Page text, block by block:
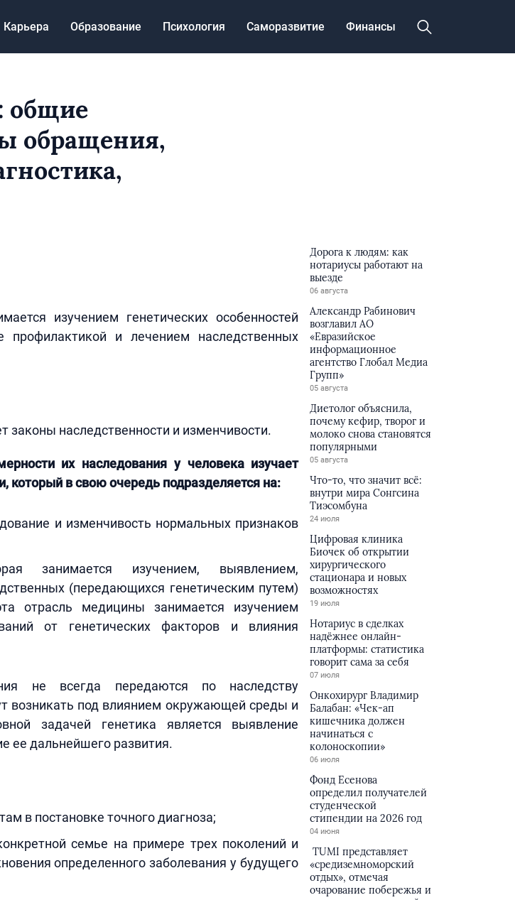
Карьера Образование Психология Саморазвитие Финансы
общие
обращения,
изучением генетических особенностей
профилактикой и лечением наследственных
законы наследственности и изменчивости.
их наследования у человека изучает
который в свою очередь подразделяется на:
и изменчивость нормальных признаков
занимается изучением, выявлением,
(передающихся генетическим путем)
отрасль медицины занимается изучением
от генетических факторов и влияния
не всегда передаются по наследству
возникать под влиянием окружающей среды и
задачей генетика является выявление
ее дальнейшего развития.
в постановке точного диагноза;
семье на примере трех поколений и
определенного заболевания у будущего
Дорога к людям: как
нотариусы работают на
выезде
06 августа
Александр Рабинович
возглавил АО
«Евразийское
информационное
агентство Глобал Медиа
Групп»
05 августа
Диетолог объяснила,
почему кефир, творог и
молоко снова становятся
популярными
05 августа
Что-то, что значит всё:
внутри мира Сонгсина
Тиэсомбуна
24 июля
Цифровая клиника
Биочек об открытии
хирургического
стационара и новых
возможностях
19 июля
Нотариус в сделках
надёжнее онлайн-
платформы: статистика
говорит сама за себя
07 июля
Онкохирург Владимир
Балабан: «Чек-ап
кишечника должен
начинаться с
колоноскопии»
06 июля
Фонд Есенова
определил получателей
студенческой
стипендии на 2026 год
04 июня
TUMI представляет
«средиземноморский
отдых», отмечая
очарование побережья и